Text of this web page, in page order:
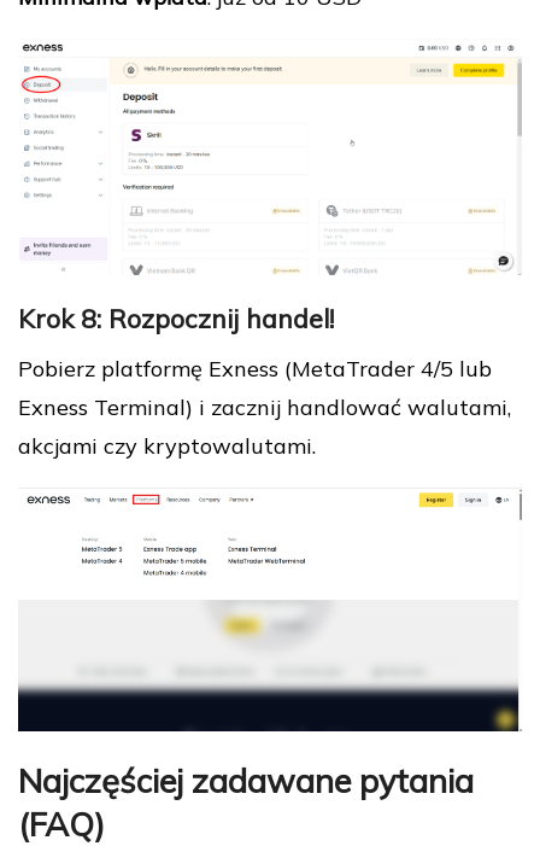
Krok 8: Rozpocznij handel!
Pobierz platformę Exness (MetaTrader 4/5 lub
Exness Terminal) i zacznij handlować walutami,
akcjami czy kryptowalutami.
Najczęściej zadawane pytania
(FAQ)